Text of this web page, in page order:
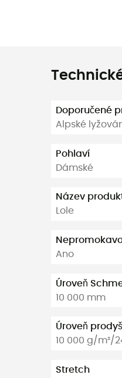
Doporučené
Alpské
Pohlaví
Dámské
Název
Lole
Ano
Úroveň
10 000 mm
Úroveň
10 000 g/m²/
Stretch